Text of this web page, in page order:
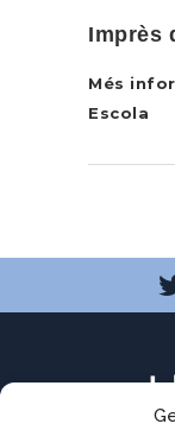
Imprès
Més
Escola